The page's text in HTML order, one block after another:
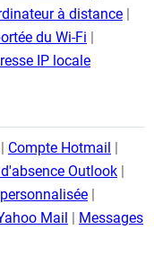
à distance
du Wi-Fi
IP locale
Compte Hotmail
Outlook
Mail
Messages